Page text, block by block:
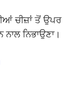
ਚੀਜ਼ਾਂ ਤੋਂ ਉਪਰ
ਨਿਭਾਉਣਾ।